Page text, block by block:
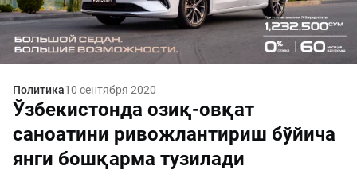
Политика10 сентября 2020
Ўзбекистонда озиқ-овқат
саноатини ривожлантириш бўйича
янги бошқарма тузилади